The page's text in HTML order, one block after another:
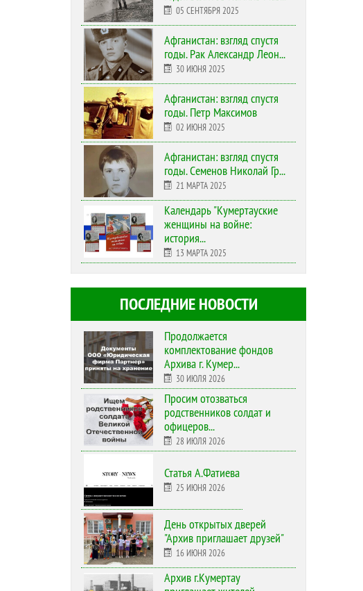
05 СЕНТЯБРЯ 2025
Афганистан: взгляд спустя
годы. Рак Александр Леон...
30 ИЮНЯ 2025
Афганистан: взгляд спустя
годы. Петр Максимов
02 ИЮНЯ 2025
Афганистан: взгляд спустя
годы. Семенов Николай Гр...
21 МАРТА 2025
Календарь "Кумертауские
женщины на войне:
история...
13 МАРТА 2025
ПОСЛЕДНИЕ НОВОСТИ
Продолжается
комплектование фондов
Архива г. Кумер...
30 ИЮЛЯ 2026
Просим отозваться
родственников солдат и
офицеров...
28 ИЮЛЯ 2026
Статья А.Фатиева
25 ИЮНЯ 2026
День открытых дверей
"Архив приглашает друзей"
16 ИЮНЯ 2026
Архив г.Кумертау